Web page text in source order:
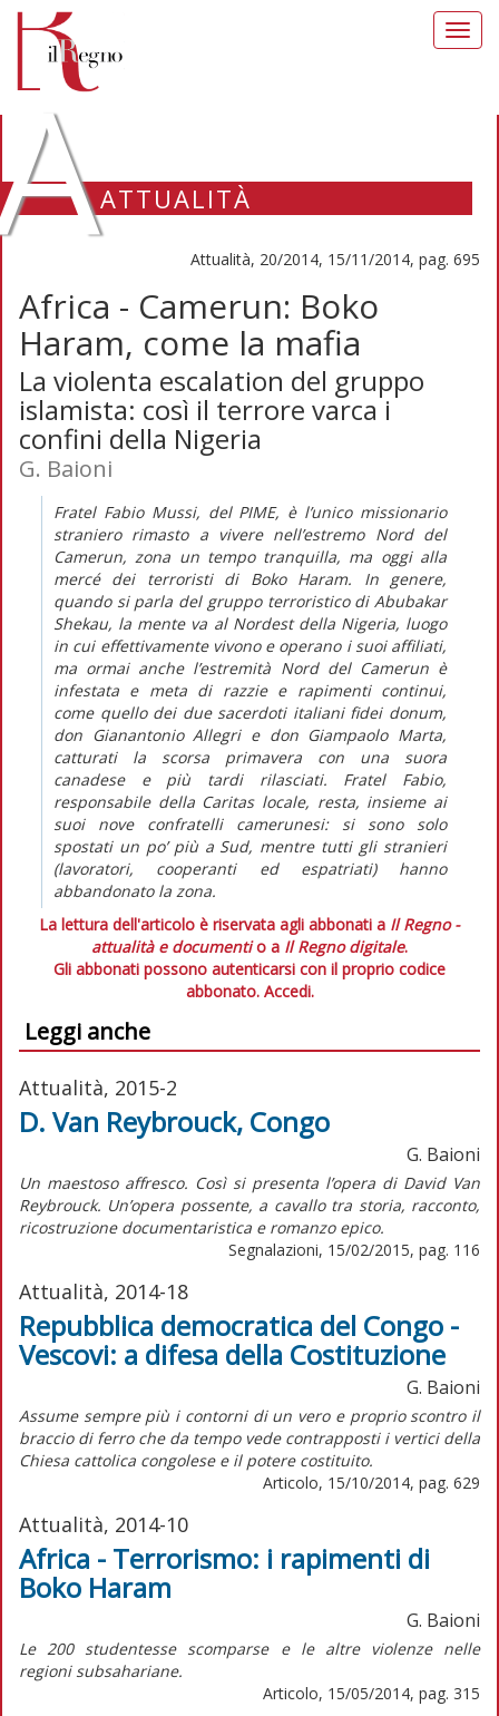
ATTUALITÀ
Attualità, 20/2014, 15/11/2014, pag. 695
Africa - Camerun: Boko
Haram, come la mafia
La violenta escalation del gruppo
islamista: così il terrore varca i
confini della Nigeria
G. Baioni
Fratel Fabio Mussi, del PIME, è l’unico missionario
straniero rimasto a vivere nell’estremo Nord del
Camerun, zona un tempo tranquilla, ma oggi alla
mercé dei terroristi di Boko Haram. In genere,
quando si parla del gruppo terroristico di Abubakar
Shekau, la mente va al Nordest della Nigeria, luogo
in cui effettivamente vivono e operano i suoi affiliati,
ma ormai anche l’estremità Nord del Camerun è
infestata e meta di razzie e rapimenti continui,
come quello dei due sacerdoti italiani fidei donum,
don Gianantonio Allegri e don Giampaolo Marta,
catturati la scorsa primavera con una suora
canadese e più tardi rilasciati. Fratel Fabio,
responsabile della Caritas locale, resta, insieme ai
suoi nove confratelli camerunesi: si sono solo
spostati un po’ più a Sud, mentre tutti gli stranieri
(lavoratori, cooperanti ed espatriati) hanno
abbandonato la zona.
La lettura dell'articolo è riservata agli abbonati a Il Regno -
attualità e documentio a Il Regno digitale.
Gli abbonati possono autenticarsi con il proprio codice
abbonato. Accedi.
Leggi anche
Attualità, 2015-2
D. Van Reybrouck, Congo
G. Baioni
Un maestoso affresco. Così si presenta l’opera di David Van
Reybrouck. Un’opera possente, a cavallo tra storia, racconto,
ricostruzione documentaristica e romanzo epico.
Segnalazioni, 15/02/2015, pag. 116
Attualità, 2014-18
Repubblica democratica del Congo -
Vescovi: a difesa della Costituzione
G. Baioni
Assume sempre più i contorni di un vero e proprio scontro il
braccio di ferro che da tempo vede contrapposti i vertici della
Chiesa cattolica congolese e il potere costituito.
Articolo, 15/10/2014, pag. 629
Attualità, 2014-10
Africa - Terrorismo: i rapimenti di
Boko Haram
G. Baioni
Le 200 studentesse scomparse e le altre violenze nelle
regioni subsahariane.
Articolo, 15/05/2014, pag. 315